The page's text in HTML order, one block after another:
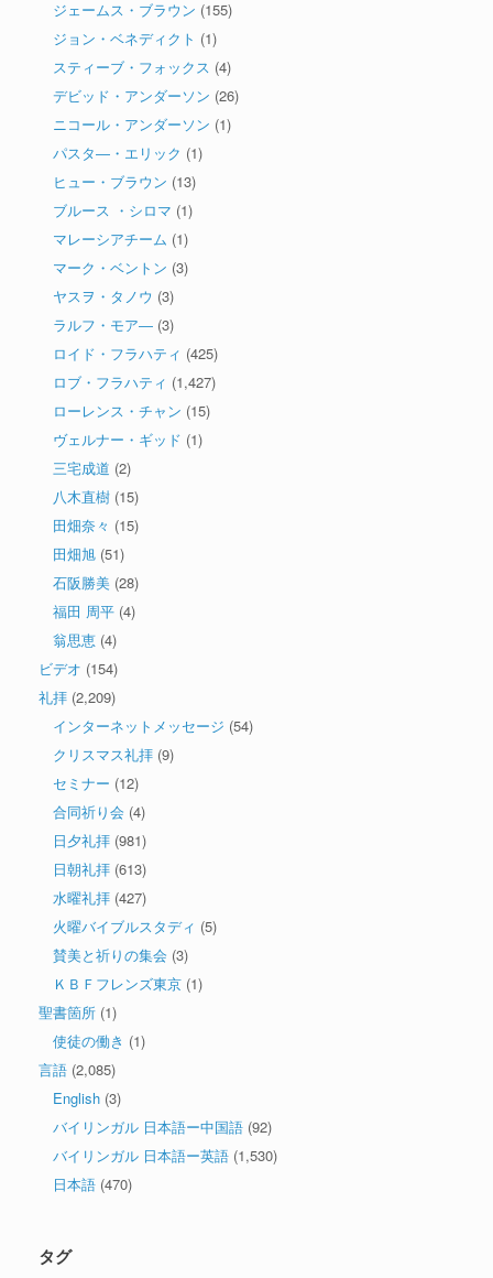
ジェームス・ブラウン (155)
ジョン・ベネディクト (1)
スティーブ・フォックス (4)
デビッド・アンダーソン (26)
ニコール・アンダーソン (1)
パスタ―・エリック (1)
ヒュー・ブラウン (13)
ブルース ・シロマ (1)
マレーシアチーム (1)
マーク・ベントン (3)
ヤスヲ・タノウ (3)
ラルフ・モア― (3)
ロイド・フラハティ (425)
ロブ・フラハティ (1,427)
ローレンス・チャン (15)
ヴェルナー・ギッド (1)
三宅成道 (2)
八木直樹 (15)
田畑奈々 (15)
田畑旭 (51)
石阪勝美 (28)
福田 周平 (4)
翁思恵 (4)
ビデオ (154)
礼拝 (2,209)
インターネットメッセージ (54)
クリスマス礼拝 (9)
セミナー (12)
合同祈り会 (4)
日夕礼拝 (981)
日朝礼拝 (613)
水曜礼拝 (427)
火曜バイブルスタディ (5)
賛美と祈りの集会 (3)
ＫＢＦフレンズ東京 (1)
聖書箇所 (1)
使徒の働き (1)
言語 (2,085)
English (3)
バイリンガル 日本語ー中国語 (92)
バイリンガル 日本語ー英語 (1,530)
日本語 (470)
タグ